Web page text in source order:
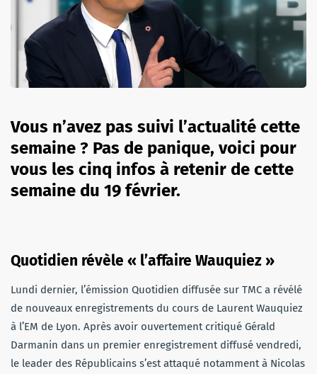
Vous n’avez pas suivi l’actualité cette
semaine ? Pas de panique, voici pour
vous les cinq infos à retenir de cette
semaine du 19 février.
Quotidien révèle « l’affaire Wauquiez »
Lundi dernier, l’émission Quotidien diffusée sur TMC a révélé
de nouveaux enregistrements du cours de Laurent Wauquiez
à l’EM de Lyon. Après avoir ouvertement critiqué Gérald
Darmanin dans un premier enregistrement diffusé vendredi,
le leader des Républicains s’est attaqué notamment à Nicolas